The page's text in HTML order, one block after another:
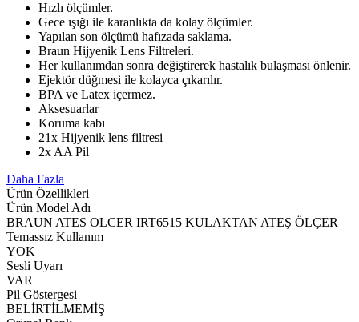
Hızlı ölçümler.
Gece ışığı ile karanlıkta da kolay ölçümler.
Yapılan son ölçümü hafızada saklama.
Braun Hijyenik Lens Filtreleri.
Her kullanımdan sonra değiştirerek hastalık bulaşması önlenir.
Ejektör düğmesi ile kolayca çıkarılır.
BPA ve Latex içermez.
Aksesuarlar
Koruma kabı
21x Hijyenik lens filtresi
2x AA Pil
Daha Fazla
Ürün Özellikleri
Ürün Model Adı
BRAUN ATES OLCER IRT6515 KULAKTAN ATEŞ ÖLÇER
Temassız Kullanım
YOK
Sesli Uyarı
VAR
Pil Göstergesi
BELİRTİLMEMİŞ